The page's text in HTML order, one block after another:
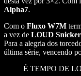
Alpha7.
Com o Fluxo W7M
a vez de LOUD
Para a alegria dos
última série, vencendo
É TEMPO DE